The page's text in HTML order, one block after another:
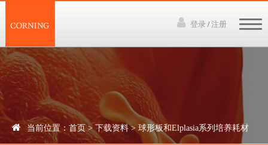
登录 /注册
产品中心
下载资料
当前位置：首页>下载资料> 球形板和Elplasia系列培养耗材